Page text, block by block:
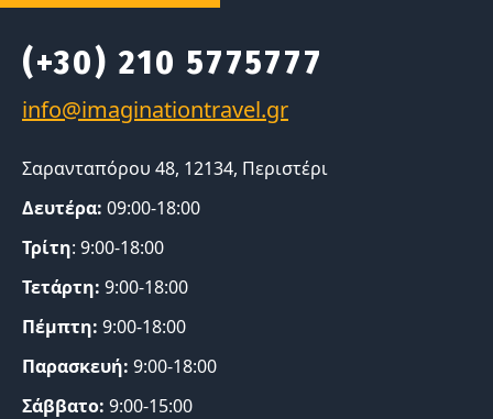
(+30) 210 5775777
Σαρανταπόρου 48, 12134, Περιστέρι
Δευτέρα: 09:00-18:00
Τρίτη: 9:00-18:00
Τετάρτη: 9:00-18:00
Πέμπτη: 9:00-18:00
Παρασκευή: 9:00-18:00
Σάββατο: 9:00-15:00